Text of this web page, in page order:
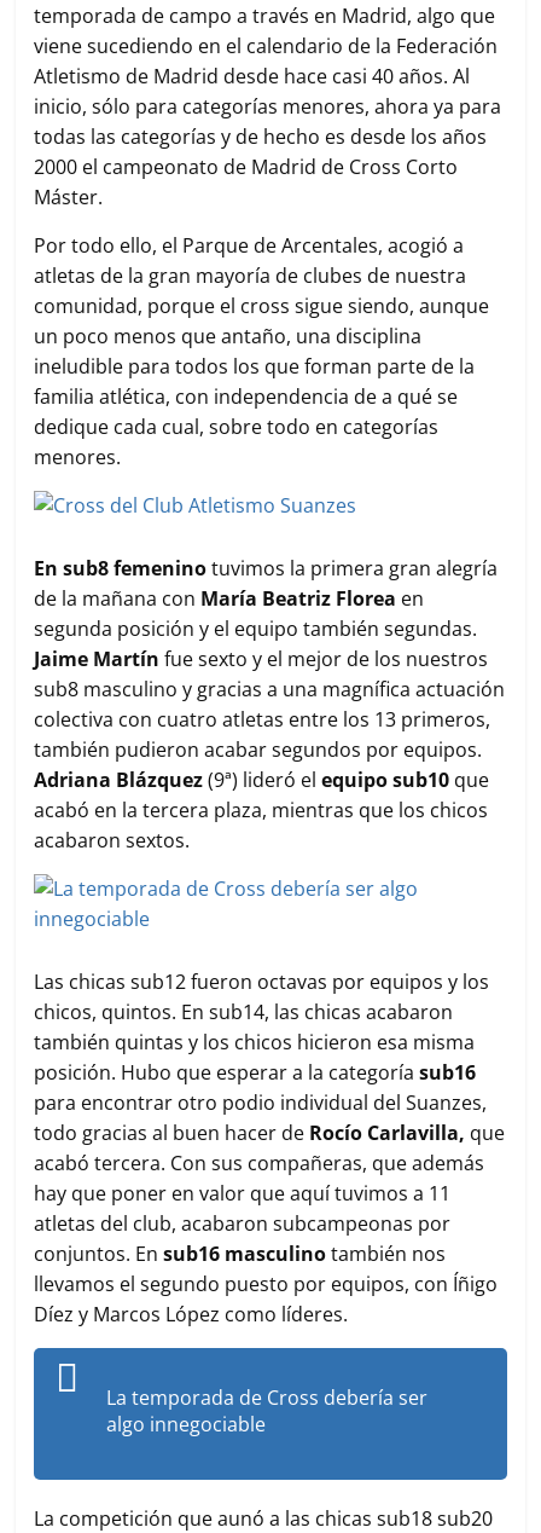
temporada de campo a través en Madrid, algo que
viene sucediendo en el calendario de la Federación
Atletismo de Madrid desde hace casi 40 años. Al
inicio, sólo para categorías menores, ahora ya para
todas las categorías y de hecho es desde los años
2000 el campeonato de Madrid de Cross Corto
Máster.
Por todo ello, el Parque de Arcentales, acogió a
atletas de la gran mayoría de clubes de nuestra
comunidad, porque el cross sigue siendo, aunque
un poco menos que antaño, una disciplina
ineludible para todos los que forman parte de la
familia atlética, con independencia de a qué se
dedique cada cual, sobre todo en categorías
menores.
En sub8 femeninotuvimos la primera gran alegría
de la mañana con María Beatriz Florea en
segunda posición y el equipo también segundas.
Jaime Martínfue sexto y el mejor de los nuestros
sub8 masculino y gracias a una magnífica actuación
colectiva con cuatro atletas entre los 13 primeros,
también pudieron acabar segundos por equipos.
Adriana Blázquez(9ª) lideró elequipo sub10 que
acabó en la tercera plaza, mientras que los chicos
acabaron sextos.
Las chicas sub12 fueron octavas por equipos y los
chicos, quintos. En sub14, las chicas acabaron
también quintas y los chicos hicieron esa misma
posición. Hubo que esperar a la categoríasub16
para encontrar otro podio individual del Suanzes,
todo gracias al buen hacer de Rocío Carlavilla, que
acabó tercera. Con sus compañeras, que además
hay que poner en valor que aquí tuvimos a 11
atletas del club, acabaron subcampeonas por
conjuntos. Ensub16 masculinotambién nos
llevamos el segundo puesto por equipos, con Íñigo
Díez y Marcos López como líderes.
La temporada de Cross debería ser
algo innegociable
La competición que aunó a las chicas sub18 sub20